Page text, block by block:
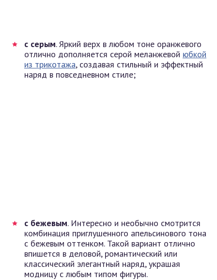
с серым. Яркий верх в любом тоне оранжевого
отлично дополняется серой меланжевой юбкой
из трикотажа, создавая стильный и эффектный
наряд в повседневном стиле;
с бежевым. Интересно и необычно смотрится
комбинация приглушенного апельсинового тона
с бежевым оттенком. Такой вариант отлично
впишется в деловой, романтический или
классический элегантный наряд, украшая
модницу с любым типом фигуры.